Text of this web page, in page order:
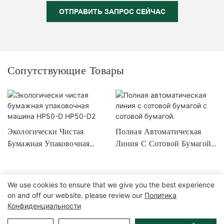
ОТПРАВИТЬ ЗАПРОС СЕЙЧАС
Сопутствующие Товары
Экологически Чистая
Бумажная Упаковочная
Полная Автоматическая
Линия С Сотовой Бумагой
Copyright © 2026 Zhangzhou Air Power Packaging Equipment Co.,
We use cookies to ensure that we give you the best experience
on and off our website. please review our Политика
Конфиденциальности